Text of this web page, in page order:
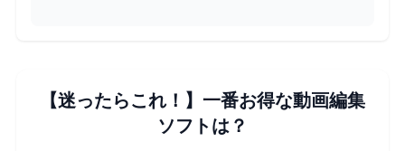
【迷ったらこれ！】一番お得な動画編集
ソフトは？